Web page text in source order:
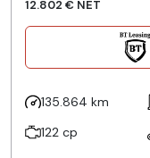
12.802 € NET
135.864 km
122 cp